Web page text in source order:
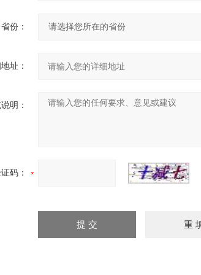
省份：
址：
明：
码：